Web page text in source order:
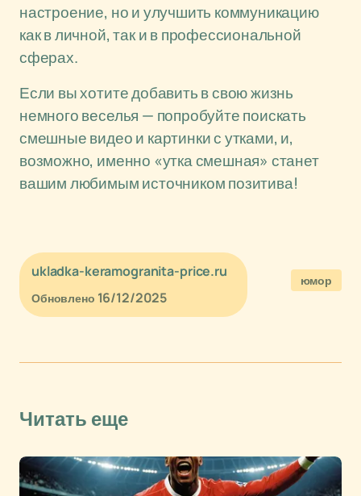
настроение, но и улучшить коммуникацию
как в личной, так и в профессиональной
сферах.
Если вы хотите добавить в свою жизнь
немного веселья — попробуйте поискать
смешные видео и картинки с утками, и,
возможно, именно «утка смешная» станет
вашим любимым источником позитива!
ukladka-keramogranita-price.ru
Обновлено 16/12/2025
юмор
Читать еще